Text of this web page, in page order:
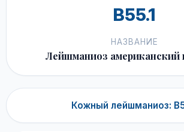
B55.1
НАЗВАНИЕ
Лейшманиоз
Кожный лейшманиоз: